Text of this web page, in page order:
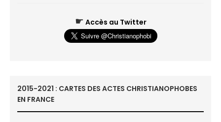
☛ Accès au Twitter
2015-2021 : CARTES DES ACTES CHRISTIANOPHOBES
EN FRANCE